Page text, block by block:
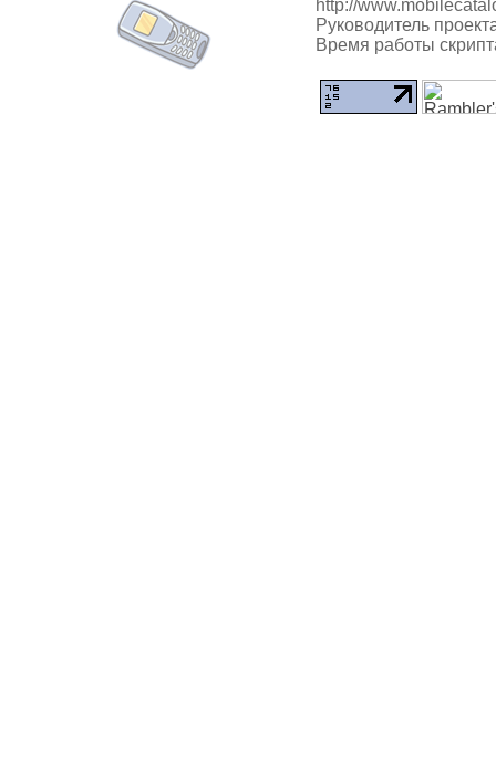
http://
Руководитель
Время работы